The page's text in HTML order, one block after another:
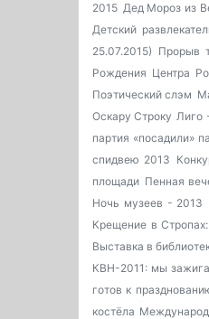
2015 Дед Мороз из
Детский
25.07.2015) Прорыв
Рождения Центра
Поэтический слэм
Оскару Строку Лиго
партия «посадили»
спидвею 2013
площади Пенная
Ночь музеев - 2013
Крещение в
Выставка в
КВН-2011: мы
готов к
костёла